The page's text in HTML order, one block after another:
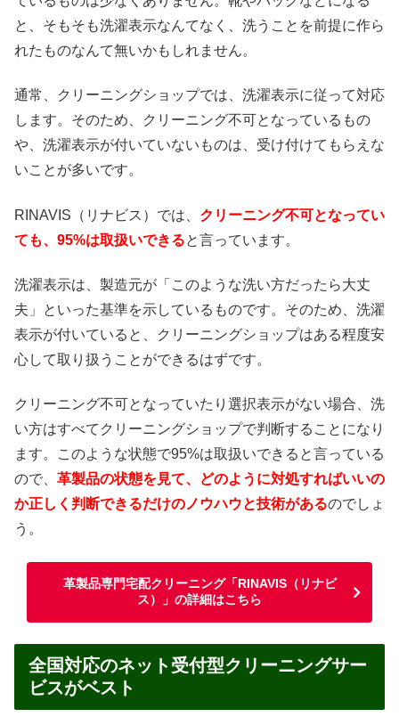
と、そもそも洗濯表示なんてなく、洗うことを前提に作ら
れたものなんて無いかもしれません。
通常、クリーニングショップでは、洗濯表示に従って対応
します。そのため、クリーニング不可となっているもの
や、洗濯表示が付いていないものは、受け付けてもらえな
いことが多いです。
RINAVIS（リナビス）では、 クリーニング不可となってい
ても、95%は取扱いできると言っています。
洗濯表示は、製造元が「このような洗い方だったら大丈
夫」といった基準を示しているものです。そのため、洗濯
表示が付いていると、クリーニングショップはある程度安
心して取り扱うことができるはずです。
クリーニング不可となっていたり選択表示がない場合、洗
い方はすべてクリーニングショップで判断することになり
ます。このような状態で95%は取扱いできると言っている
ので、 革製品の状態を見て、どのように対処すればいいの
か正しく判断できるだけのノウハウと技術があるのでしょ
う。
革製品専門宅配クリーニング「RINAVIS（リナビ
ス）」の詳細はこちら
全国対応のネット受付型クリーニングサー
ビスがベスト